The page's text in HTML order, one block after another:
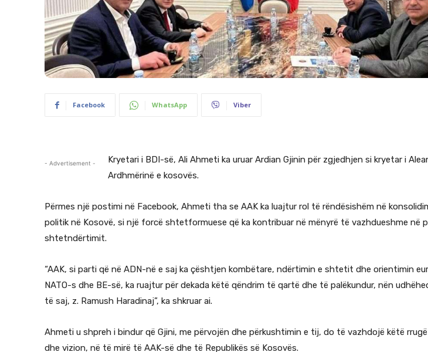
Facebook WhatsApp Viber
- Advertisement -
Kryetari i BDI-së, Ali Ahmeti ka uruar Ardian Gjinin për zgjedhjen si kryetar i
Ardhmërinë e kosovës.
Përmes një postimi në Facebook, Ahmeti tha se AAK ka luajtur rol të rëndësishëm në
politik në Kosovë, si një forcë shtetformuese që ka kontribuar në mënyrë të vazhdueshme në
shtetndërtimit.
“AAK, si parti që në ADN-në e saj ka çështjen kombëtare, ndërtimin e shtetit dhe orientimin
NATO-s dhe BE-së, ka ruajtur për dekada këtë qëndrim të qartë dhe të palëkundur, nën
të saj, z. Ramush Haradinaj”, ka shkruar ai.
Ahmeti u shpreh i bindur që Gjini, me përvojën dhe përkushtimin e tij, do të vazhdojë këtë
dhe vizion, në të mirë të AAK-së dhe të Republikës së Kosovës.